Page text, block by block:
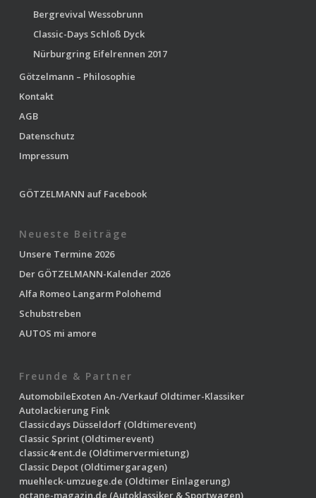
Bergrevival Wessobrunn
Classic-Days Schloß Dyck
Nürburgring Eifelrennen 2017
Götzelmann – Philosophie
Kontakt
AGB
Datenschutz
Impressum
GÖTZELMANN auf Facebook
Neueste Beiträge
Unsere Termine 2026
Der GÖTZELMANN-Kalender 2026
Alfa Romeo Langarm Polohemd
Schubstreben
AUTOS mi amore
Freunde & Partner
AutomobileExoten An-/Verkauf Oldtimer-Klassiker
Autolackierung Fink
Classicdays Düsseldorf(Oldtimerevent)
Classic Sprint(Oldtimerevent)
classic4rent.de (Oldtimervermietung)
Classic Depot(Oldtimergaragen)
muehleck-umzuege.de (Oldtimer Einlagerung)
octane-magazin.de (Autoklassiker & Sportwagen)